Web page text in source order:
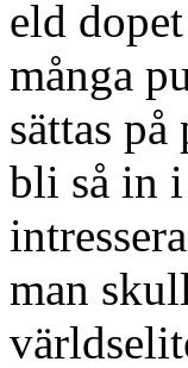
eld
många
sättas
bli så in i
man